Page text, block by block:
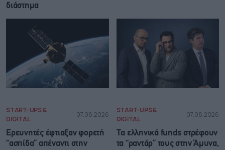
διάστημα
START-UPS &
DIGITAL
07.08.2026
Ερευνητές έφτιαξαν φορετή
“ασπίδα” απέναντι στην
START-UPS &
DIGITAL
07.08.2026
Τα ελληνικά funds στρέφουν
τα “ραντάρ” τους στην Άμυνα,